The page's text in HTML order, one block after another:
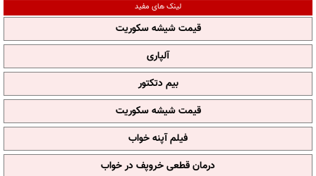
لینک های مفید
قیمت شیشه سکوریت
آلپاری
بیم دتکتور
قیمت شیشه سکوریت
فیلم آپنه خواب
درمان قطعی خروپف در خواب